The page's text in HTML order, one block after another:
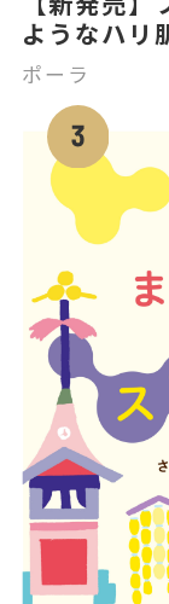
ようなハリ
ポーラ